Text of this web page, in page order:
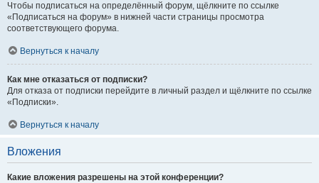
Чтобы подписаться на определённый форум, щёлкните по ссылке
«Подписаться на форум» в нижней части страницы просмотра
соответствующего форума.
Вернуться к началу
Как мне отказаться от подписки?
Для отказа от подписки перейдите в личный раздел и щёлкните по ссылке
«Подписки».
Вернуться к началу
Вложения
Какие вложения разрешены на этой конференции?